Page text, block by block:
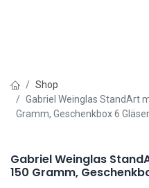
Shop
Gabriel Weinglas StandArt
Gramm, Geschenkbox 6 Gläser
Gabriel Weinglas
150 Gramm,